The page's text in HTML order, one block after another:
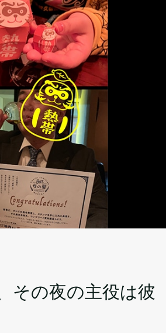
その夜の主役は彼